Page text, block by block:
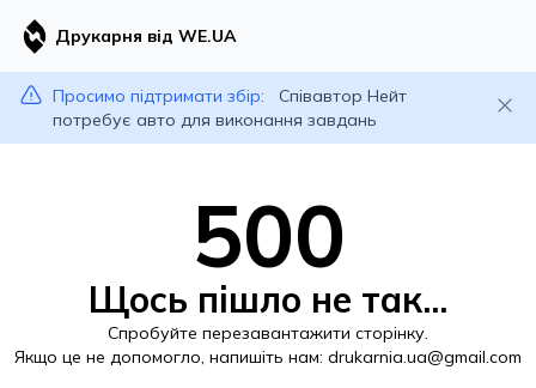
Друкарня від WE.UA
Просимо підтримати збір:
Співавтор Нейт
потребує авто для виконання завдань
500
Щось пішло не так...
Спробуйте перезавантажити сторінку.
Якщо це не допомогло, напишіть нам: drukarnia.ua@gmail.com